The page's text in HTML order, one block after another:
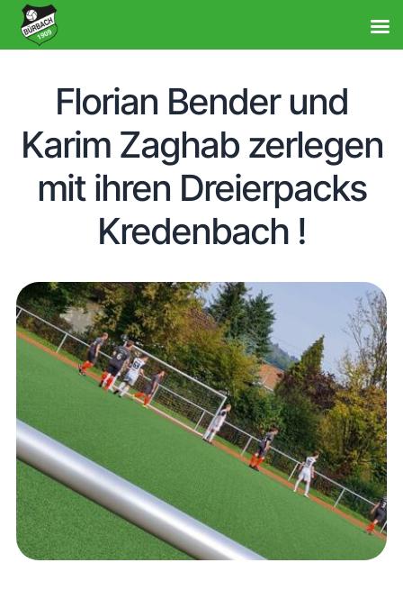
Florian Bender und
Karim Zaghab zerlegen
mit ihren Dreierpacks
Kredenbach !